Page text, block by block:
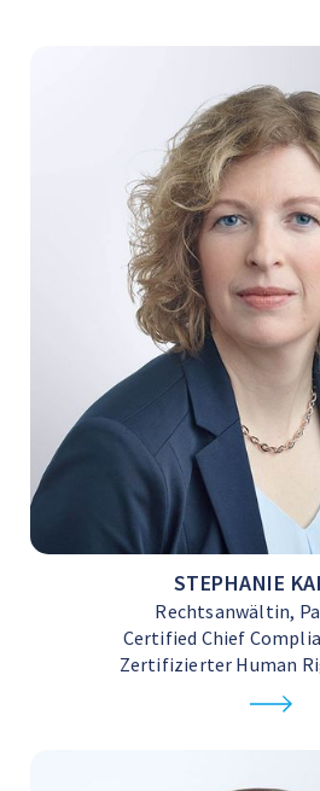
STEPHANIE
Rechtsanwältin,
Certified Chief
Zertifizierter Human